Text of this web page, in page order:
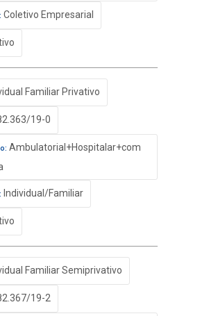
Coletivo Empresarial
Familiar Privativo
19-0
Ambulatorial+Hospitalar+com
Individual/Familiar
Familiar Semiprivativo
19-2